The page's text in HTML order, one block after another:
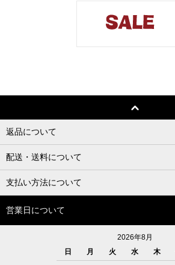
返品について
配送・送料について
支払い方法について
営業日について
2026年8月
日
月 火 水 木